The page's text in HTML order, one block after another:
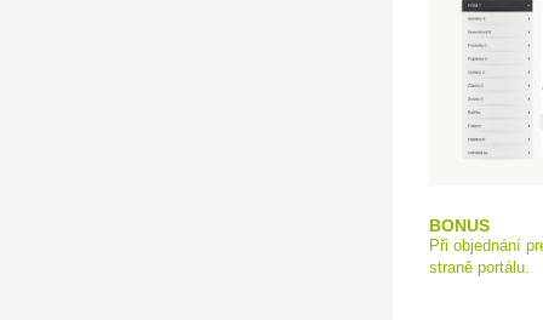
BONUS
Při objednání
straně portálu.